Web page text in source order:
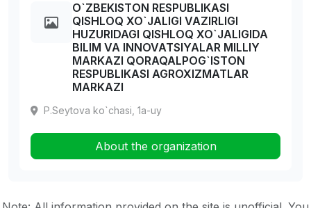
O`ZBEKISTON RESPUBLIKASI
QISHLOQ XO`JALIGI VAZIRLIGI
HUZURIDAGI QISHLOQ XO`JALIGIDA
BILIM VA INNOVATSIYALAR MILLIY
MARKAZI QORAQALPOG`ISTON
RESPUBLIKASI AGROXIZMATLAR
MARKAZI
P.Seytova ko`chasi, 1a-uy
About the organization